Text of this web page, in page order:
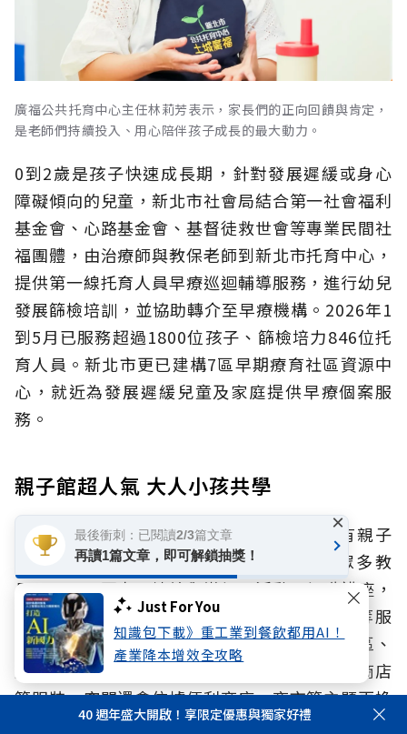
Just For You
知識包下載》重工業到餐飲都用AI！
產業降本增效全攻略
廣福公共托育中心主任林莉芳表示，家長們的正向回饋與肯定，
是老師們持續投入、用心陪伴孩子成長的最大動力。
0到2歲是孩子快速成長期，針對發展遲緩或身心
障礙傾向的兒童，新北市社會局結合第一社會福利
基金會、心路基金會、基督徒救世會等專業民間社
福團體，由治療師與教保老師到新北市托育中心，
提供第一線托育人員早療巡迴輔導服務，進行幼兒
發展篩檢培訓，並協助轉介至早療機構。2026年1
到5月已服務超過1800位孩子、篩檢培力846位托
育人員。新北市更已建構7區早期療育社區資源中
心，就近為發展遲緩兒童及家庭提供早療個案服
務。
親子館超人氣 大人小孩共學
在新北市130家公托中心裡，有63家附設有親子
館，提供0到6歲親子共玩與活動，備有眾多教
具、玩具、圖書，持續舉辦親子活動、親職講座，
並提供健康發展篩檢、育兒指導、托育諮詢等服
務。例如土城廣福公托親子館中，就設置繪本區、
益智區等空間，角色扮演區備有消防員、便利商店
等服裝，空間還會依據便利商店、夜市等主題更換
布景，引導探索學習，也教育孩子整理歸位等生活
40 週年盛大開啟！享限定優惠與獨家好禮
最後衝刺：已閱讀2/3篇文章
再讀1篇文章，即可解鎖抽獎！
×